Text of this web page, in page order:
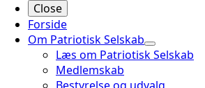
Close
Forside
Om Patriotisk Selskab
Læs om Patriotisk Selskab
Medlemskab